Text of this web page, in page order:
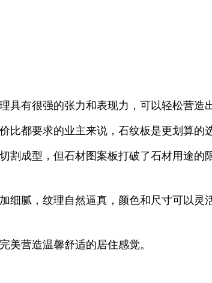
具有很强的张力和表现力，可以轻松营造
比都要求的业主来说，石纹板是更划算的
割成型，但石材图案板打破了石材用途
细腻，纹理自然逼真，颜色和尺寸可以
美营造温馨舒适的居住感觉。